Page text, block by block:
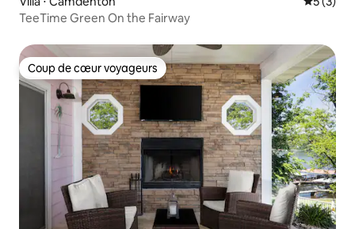
TeeTime Green On the Fairway
Coup de cœur voyageurs
Coup de cœur voyageurs